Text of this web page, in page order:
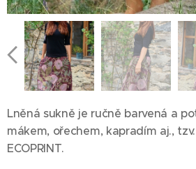
Lněná sukně je ručně barvená a
mákem, ořechem, kapradím aj.,
ECOPRINT.